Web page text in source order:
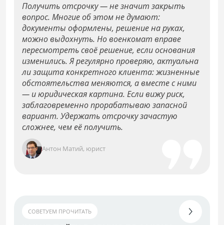
Получить отсрочку — не значит закрыть
вопрос. Многие об этом не думают:
документы оформлены, решение на руках,
можно выдохнуть. Но военкомат вправе
пересмотреть своё решение, если основания
изменились. Я регулярно проверяю, актуальна
ли защита конкретного клиента: жизненные
обстоятельства меняются, а вместе с ними
— и юридическая картина. Если вижу риск,
заблаговременно прорабатываю запасной
вариант. Удержать отсрочку зачастую
сложнее, чем её получить.
Антон Матий, юрист
СОВЕТУЕМ ПРОЧИТАТЬ